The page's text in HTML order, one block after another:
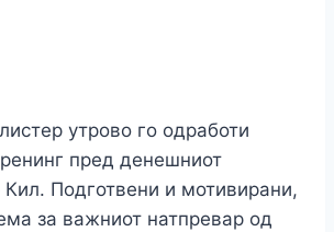
утрово го одработи
пред денешниот
Кил. Подготвени и мотивирани,
за важниот натпревар од